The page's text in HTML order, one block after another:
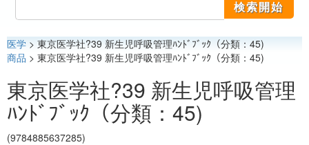
医学
医薬関連
レジデント
医学 > 東京医学社?39 新生児呼吸管理ﾊﾝﾄﾞﾌﾞｯｸ（分類：45)
商品 > 東京医学社?39 新生児呼吸管理ﾊﾝﾄﾞﾌﾞｯｸ（分類：45)
東京医学社?39 新生児呼吸管理
ﾊﾝﾄﾞﾌﾞｯｸ（分類：45)
(9784885637285)